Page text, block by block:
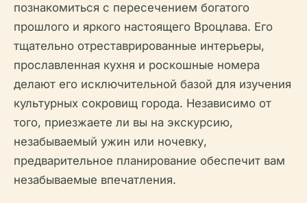
познакомиться с пересечением богатого
прошлого и яркого настоящего Вроцлава. Его
тщательно отреставрированные интерьеры,
прославленная кухня и роскошные номера
делают его исключительной базой для изучения
культурных сокровищ города. Независимо от
того, приезжаете ли вы на экскурсию,
незабываемый ужин или ночевку,
предварительное планирование обеспечит вам
незабываемые впечатления.